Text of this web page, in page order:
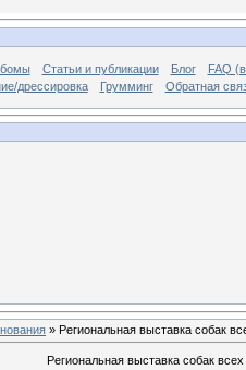
Статьи и публикации Блог
FAQ
дрессировка
Грумминг Обратная
» Региональная выставка собак
Региональная выставка собак